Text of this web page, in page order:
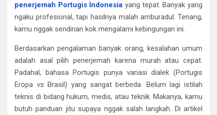
penerjemah Portugis Indonesia yang tepat. Banyak yang
ngaku profesional, tapi hasilnya malah amburadul. Tenang,
kamu nggak sendirian kok mengalami kebingungan ini.
Berdasarkan pengalaman banyak orang, kesalahan umum
adalah asal pilih penerjemah karena murah atau cepat.
Padahal, bahasa Portugis punya variasi dialek (Portugis
Eropa vs Brasil) yang sangat berbeda. Belum lagi istilah
teknis di bidang hukum, medis, atau teknik. Makanya, kamu
butuh panduan jitu supaya nggak salah langkah. Di artikel